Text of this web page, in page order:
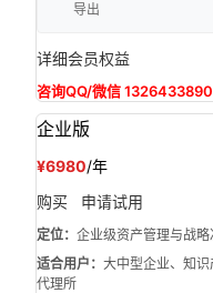
导出
详细会员权益
咨询QQ/微信
企业版
¥6980/年
购买
申请试用
定位： 企业级资产管理与战略
适合用户： 大中型企业、知
代理所